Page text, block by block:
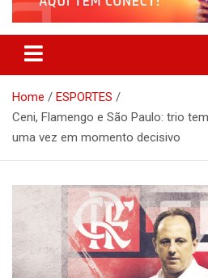
Home
ESPORTES
Ceni, Flamengo e São Paulo: trio
uma vez em momento decisivo